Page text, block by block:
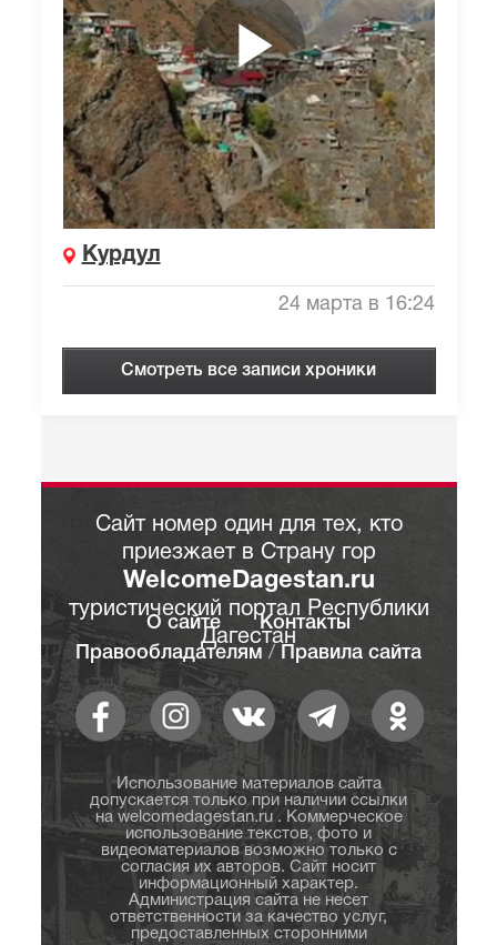
Курдул
24 марта в 16:24
Смотреть все записи хроники
Сайт номер один для тех, кто
приезжает в Страну гор
WelcomeDagestan.ru
туристический портал Республики
Дагестан
О сайте
Контакты
Правообладателям / Правила сайта
Использование материалов сайта
допускается только при наличии ссылки
на welcomedagestan.ru . Коммерческое
использование текстов, фото и
видеоматериалов возможно только с
согласия их авторов. Сайт носит
информационный характер.
Администрация сайта не несет
ответственности за качество услуг,
предоставленных сторонними